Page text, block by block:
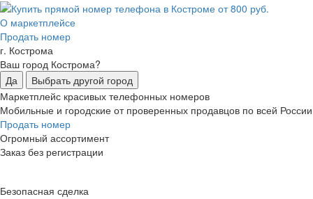
О маркетплейсе
Продать номер
г. Кострома
Ваш город Кострома?
Да
Выбрать другой город
Маркетплейс красивых телефонных номеров
Мобильные и городские от проверенных продавцов по всей России
Продать номер
Огромный ассортимент
Заказ без регистрации
Безопасная сделка